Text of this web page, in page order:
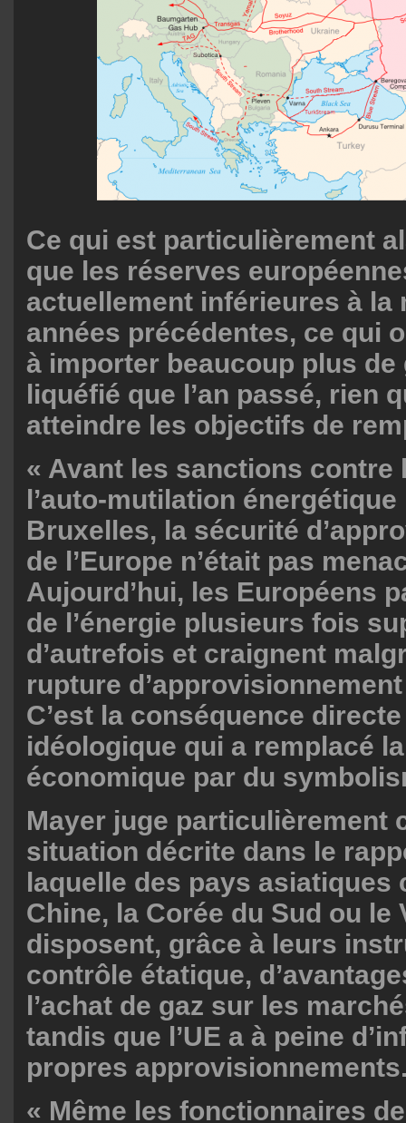
Ce qui est particulièrement
que les réserves
actuellement inférieures à la
années précédentes, ce qui
à importer beaucoup plus de
liquéfié que l’an passé, rien
atteindre les objectifs de
« Avant les sanctions contre
l’auto-mutilation
Bruxelles, la sécurité
de l’Europe n’était pas
Aujourd’hui, les Européens
de l’énergie plusieurs fois
d’autrefois et craignent
rupture
C’est la conséquence
idéologique qui a remplacé
économique par du
Mayer juge particulièrement
situation décrite dans le
laquelle des pays asiatiques
Chine, la Corée du Sud ou le
disposent, grâce à leurs
contrôle étatique,
l’achat de gaz sur les
tandis que l’UE a à peine
propres
« Même les fonctionnaires